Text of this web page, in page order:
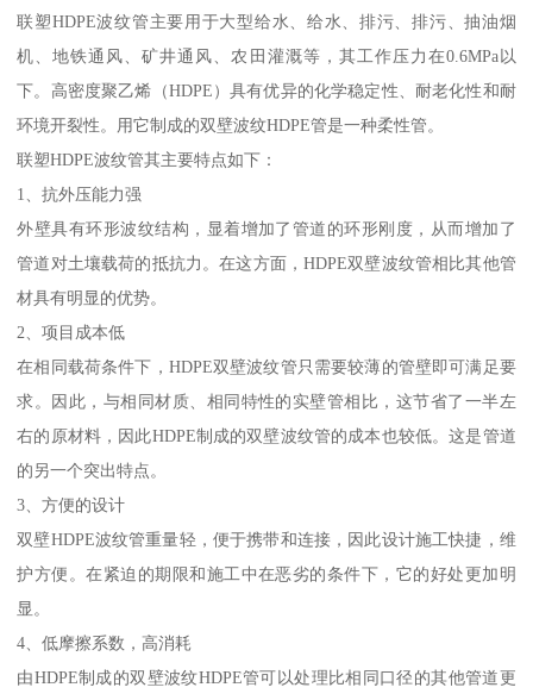
联塑HDPE波纹管主要用于大型给水、给水、排污、排污、抽油烟
机、地铁通风、矿井通风、农田灌溉等，其工作压力在0.6MPa以
下。高密度聚乙烯（HDPE）具有优异的化学稳定性、耐老化性和耐
环境开裂性。用它制成的双壁波纹HDPE管是一种柔性管。
联塑HDPE波纹管其主要特点如下：
1、抗外压能力强
外壁具有环形波纹结构，显着增加了管道的环形刚度，从而增加了
管道对土壤载荷的抵抗力。在这方面，HDPE双壁波纹管相比其他管
材具有明显的优势。
2、项目成本低
在相同载荷条件下，HDPE双壁波纹管只需要较薄的管壁即可满足要
求。因此，与相同材质、相同特性的实壁管相比，这节省了一半左
右的原材料，因此HDPE制成的双壁波纹管的成本也较低。这是管道
的另一个突出特点。
3、方便的设计
双壁HDPE波纹管重量轻，便于携带和连接，因此设计施工快捷，维
护方便。在紧迫的期限和施工中在恶劣的条件下，它的好处更加明
显。
4、低摩擦系数，高消耗
由HDPE制成的双壁波纹HDPE管可以处理比相同口径的其他管道更